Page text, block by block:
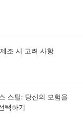
조 시 고려 사항
스틸: 당신의 모험을
택하기